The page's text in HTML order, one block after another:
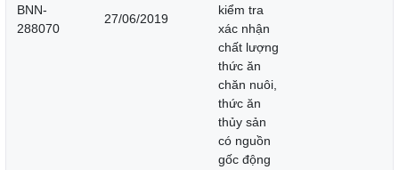
BNN-
288070
27/06/2019
kiểm tra
xác nhận
chất lượng
thức ăn
chăn nuôi,
thức ăn
thủy sản
có nguồn
gốc động